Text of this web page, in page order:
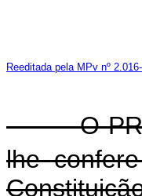
Reeditada pela MPv nº
O
lhe